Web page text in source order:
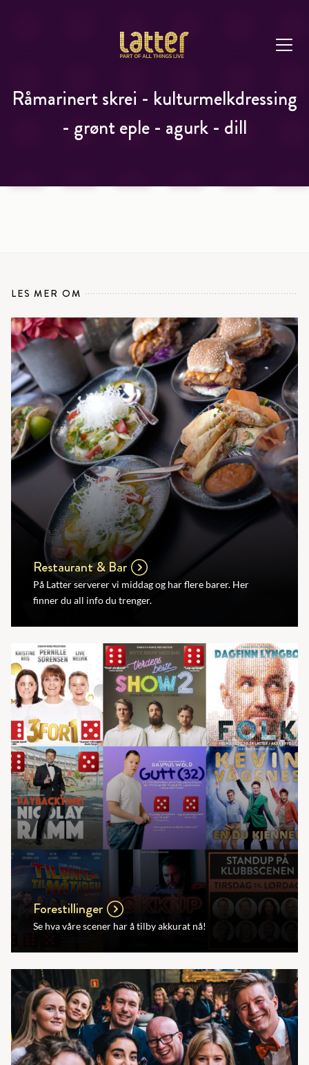
Råmarinert skrei - kulturmelkdressing
- grønt eple - agurk - dill
LES MER OM
Restaurant & Bar
På Latter serverer vi middag og har flere barer. Her
finner du all info du trenger.
Forestillinger
Se hva våre scener har å tilby akkurat nå!